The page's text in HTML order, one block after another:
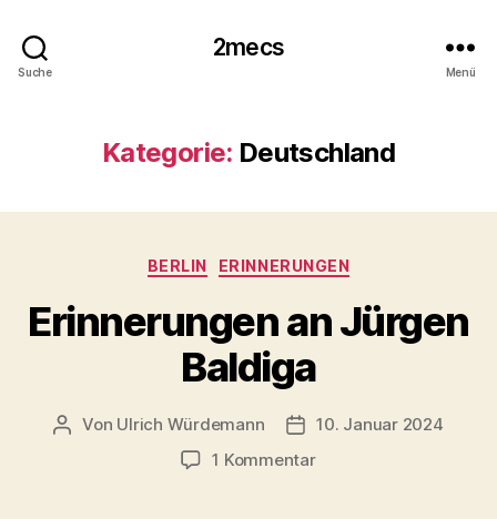
Suche
2mecs
Menü
Kategorie: Deutschland
Kategorien
BERLIN ERINNERUNGEN
Erinnerungen an Jürgen
Baldiga
Beitragsautor
Von Ulrich Würdemann Beitragsdatum
10. Januar 2024
1 Kommentarzu